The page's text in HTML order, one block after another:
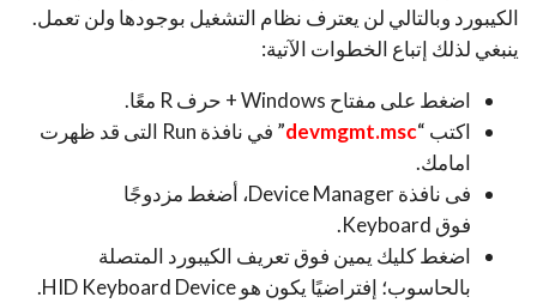
الكيبورد وبالتالي لن يعترف نظام التشغيل بوجودها ولن تعمل.
ينبغي لذلك إتباع الخطوات الآتية:
اضغط على مفتاح Windows + حرف R معًا.
اكتب “devmgmt.msc
” في نافذة Run التى قد ظهرت
امامك.
فى نافذة Device Manager، أضغط مزدوجًا
فوق Keyboard.
اضغط كليك يمين فوق تعريف الكيبورد المتصلة
بالحاسوب؛ إفتراضيًا يكون هو HID Keyboard Device.